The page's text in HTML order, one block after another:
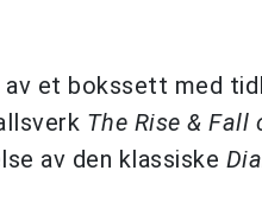
et bokssett med
The Rise &
av den klassiske